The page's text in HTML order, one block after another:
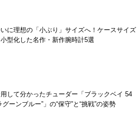
に理想の「小ぶり」サイズへ！ケースサイズ
型化した名作・新作腕時計5選
して分かったチューダー「ブラックベイ 54
グーンブルー”」の“保守”と“挑戦”の姿勢